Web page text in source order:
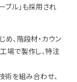
ブル」も採用され
、階段材・カウン
場で製作し、特注
術を組み合わせ、